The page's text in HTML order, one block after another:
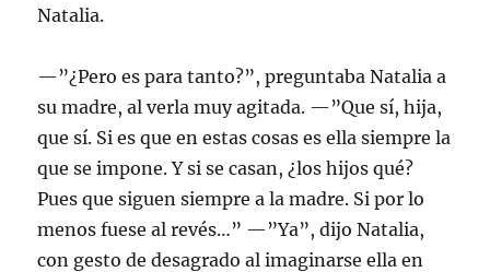
Natalia.
—”¿Pero es para tanto?”, preguntaba Natalia a
su madre, al verla muy agitada. —”Que sí, hija,
que sí. Si es que en estas cosas es ella siempre la
que se impone. Y si se casan, ¿los hijos qué?
Pues que siguen siempre a la madre. Si por lo
menos fuese al revés…” —”Ya”, dijo Natalia,
con gesto de desagrado al imaginarse ella en